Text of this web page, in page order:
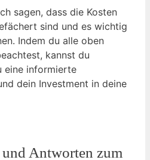
sagen, dass die Kosten
sind und es wichtig
Indem du alle oben
kannst du
eine informierte
dein Investment in deine
Antworten zum